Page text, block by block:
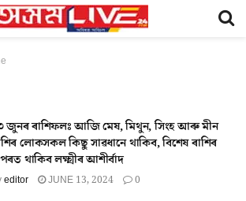
জুনৰ ৰাশিফলঃ আজি মেষ, মিথুন, সিংহ আৰু মীন
লোকসকল কিছু সাৱধানে থাকিব, বিশেষ ৰাশিৰ
থাকিব লক্ষ্মীৰ আশীৰ্বাদ
editor JUNE 13, 2024 0